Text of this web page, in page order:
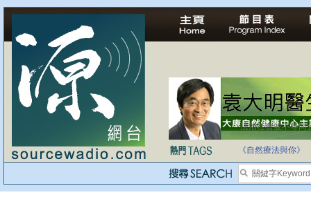
法治社會並不等同
《自然療法與你》